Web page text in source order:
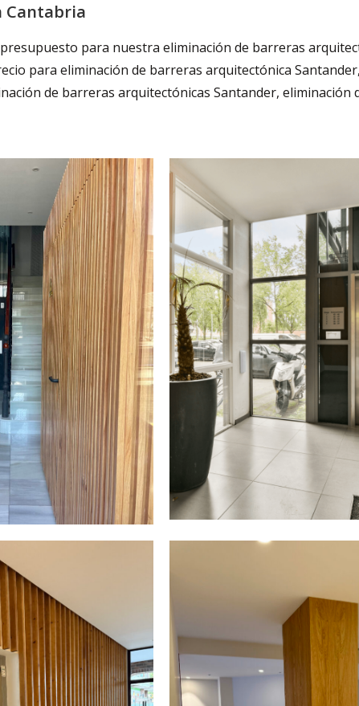
Cantabria
para nuestra eliminación de barreras
para eliminación de barreras arquitectónica
de barreras arquitectónicas Santander, eliminación